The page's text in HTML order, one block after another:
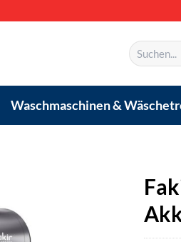
Suchen
nach:
Waschmaschinen &